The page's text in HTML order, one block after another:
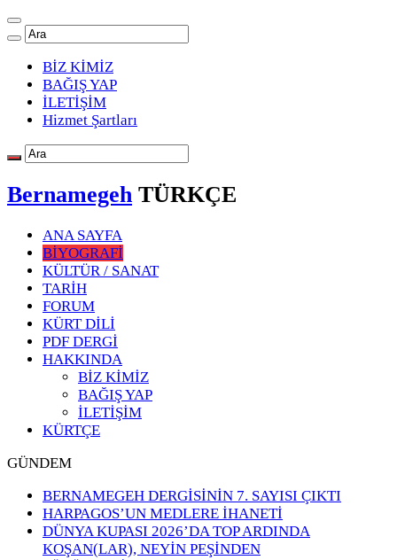
BİZ KİMİZ
BAĞIŞ YAP
İLETİŞİM
Hizmet Şartları
Bernamegeh TÜRKÇE
ANA SAYFA
BİYOGRAFİ
KÜLTÜR / SANAT
TARİH
FORUM
KÜRT DİLİ
PDF DERGİ
HAKKINDA
BİZ KİMİZ
BAĞIŞ YAP
İLETİŞİM
KÜRTÇE
GÜNDEM
BERNAMEGEH DERGİSİNİN 7. SAYISI ÇIKTI
HARPAGOS’UN MEDLERE İHANETİ
DÜNYA KUPASI 2026’DA TOP ARDINDA
KOŞAN(LAR), NEYİN PEŞİNDEN